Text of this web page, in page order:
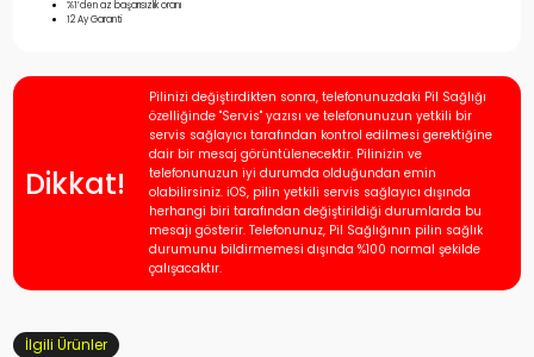
%1’den az başarısızlık oranı
12 Ay Garanti
Dikkat!
Pilinizi değiştirdikten sonra, telefonunuzdaki Pil Sağlığı
özelliğinde "Servis" yazısı ve telefonunuzun yetkili bir
servis sağlayıcı tarafından kontrol edilmesi gerektiğine
dair bir mesaj görüntülenecektir. Pilinizin ve
telefonunuzun iyi durumda olduğundan emin
olabilirsiniz. iOS, pilin yetkili servis sağlayıcı dışında
herhangi biri tarafından değiştirildiği durumlarda bu
mesajı gösterir. Telefonunuz, Pil Sağlığının pilin sağlık
durumunu bildirmemesi dışında %100 normal şekilde
çalışacaktır.
İlgili Ürünler